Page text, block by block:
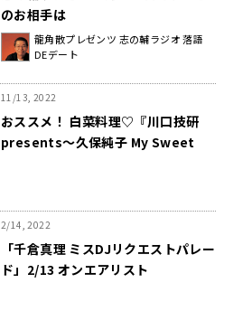
のお相手は
龍角散プレゼンツ 志の輔ラジオ 落語
DEデート
11/13, 2022
おススメ！ 白菜料理♡『川口技研
presents～久保純子 My Sweet
2/14, 2022
「千倉真理 ミスDJリクエストパレー
ド」2/13 オンエアリスト